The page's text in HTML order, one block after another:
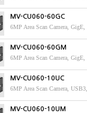
MV-CU060-60GC
6MP Area Scan Camera,
MV-CU060-60GM
6MP Area Scan Camera,
MV-CU060-10UC
6MP Area Scan Camera,
MV-CU060-10UM